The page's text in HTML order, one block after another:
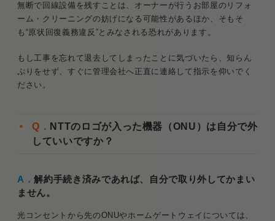
無断で回線設備を残すことは、オーナーが行うお部屋のリフォ
ーム・クリーニングの妨げになる可能性があるほか、そもそ
も“原状回復義務違反”とみなされる恐れがあります。
もし工事を忘れて退去してしまったことに気づいたら、知らん
ぷりをせず、すぐに管理会社へ正直に連絡して指示を仰いでく
ださい。
Q． NTTのロゴが入った機器（ONU）は自分で外
していいですか？
A．解約手続き済みであれば、自分で取り外してかまい
ません。
光コンセントから先のONUやホームゲートウェイについては、